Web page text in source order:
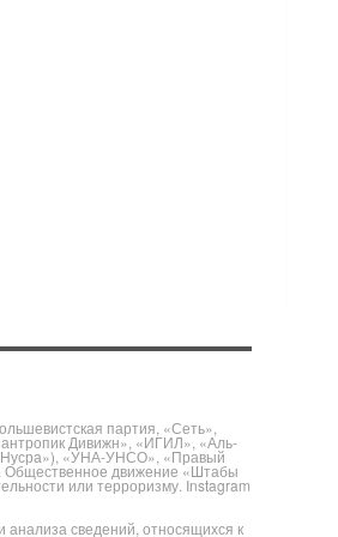
партия, «Сеть»,
Дивижн», «ИГИЛ», «Аль-
Нусра»), «УНА-УНСО», «Правый
Общественное движение «Штабы
или терроризму. Instagram
сведений, относящихся к